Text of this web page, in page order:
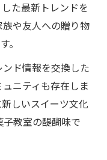
む豊かなスイー
た最新トレンドを
や友人への贈り物
。
ド情報を交換した
ニティも存在しま
しいスイーツ文化
教室の醍醐味で